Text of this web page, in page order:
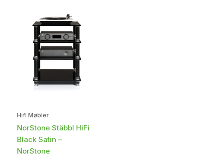
HifI Møbler
NorStone Stäbbl HiFi
Black Satin –
NorStone